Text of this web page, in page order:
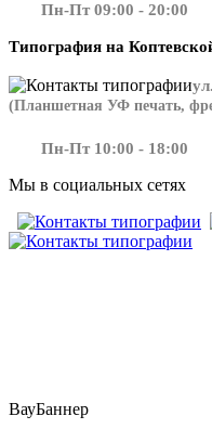
Пн-Пт 09:00 - 20:00
Типография на
(Планшетная УФ печать,
Пн-Пт 10:00 - 18:00
Мы в социальных сетях
ВауБаннер